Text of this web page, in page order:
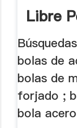
Libre
bolas de
bolas de
forjado ;
bola